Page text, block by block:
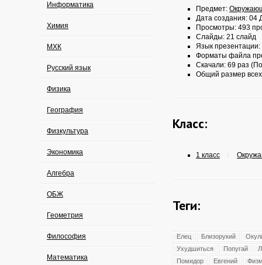
Информатика
Химия
МХК
Русский язык
Физика
География
Физкультура
Экономика
Алгебра
ОБЖ
Геометрия
Философия
Математика
Предмет:
Дата создания: 04
Просмотры: 493
Слайды: 21 слайд
Язык презентации:
Форматы файла
Скачали: 69 раз
Общий размер
Класс:
1 класс /
Теги:
Елец Близорукий
Ухудшиться
Попугай
Помидор
Евгений